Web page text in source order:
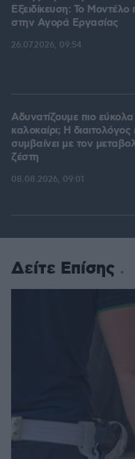
Εξειδίκευση: Το Mοντέλο
στην Aγορά Eργασίας
26.07.2026, 09:54
Αδυνατίζουμε πιο
καλοκαίρι; Η διαιτολόγος
συμβαίνει με τον
ζέστη
08.08.2026, 09:01
Δείτε Επίσης